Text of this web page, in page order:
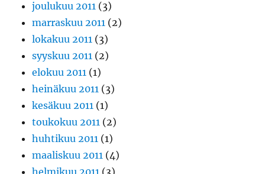
joulukuu 2011 (3)
marraskuu 2011 (2)
lokakuu 2011 (3)
syyskuu 2011 (2)
elokuu 2011 (1)
heinäkuu 2011 (3)
kesäkuu 2011 (1)
toukokuu 2011 (2)
huhtikuu 2011 (1)
maaliskuu 2011 (4)